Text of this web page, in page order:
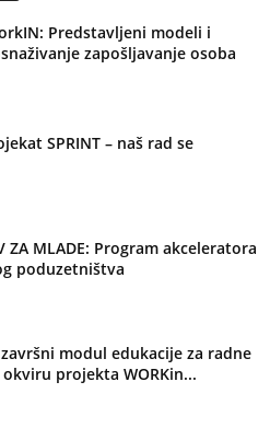
Predstavljeni modeli i
zapošljavanje osoba
SPRINT – naš rad se
ZA MLADE: Program akceleratora
poduzetništva
modul edukacije za radne
projekta WORKin...